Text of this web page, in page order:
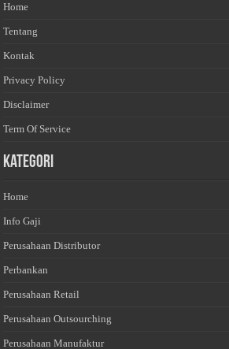
Home
Tentang
Kontak
Privacy Policy
Disclaimer
Term Of Service
Kategori
Home
Info Gaji
Perusahaan Distributor
Perbankan
Perusahaan Retail
Perusahaan Outsourching
Perusahaan Manufaktur